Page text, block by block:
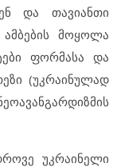
და თავიანთი
მოყოლა
ფორმასა და
(უკრაინულად
უკრაინელი